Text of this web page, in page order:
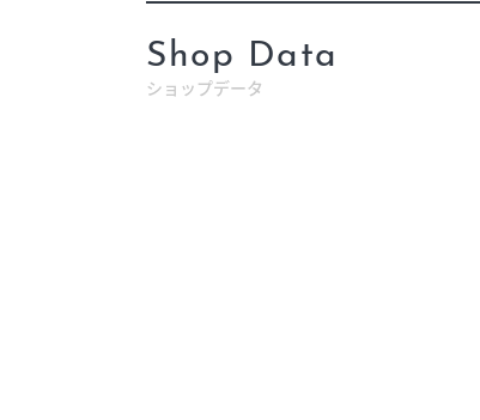
Shop Data
ショップデータ